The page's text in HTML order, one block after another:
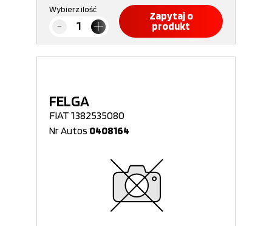
Wybierz ilość
Zapytaj o
produkt
FELGA
FIAT 1382535080
Nr Autos 0408164